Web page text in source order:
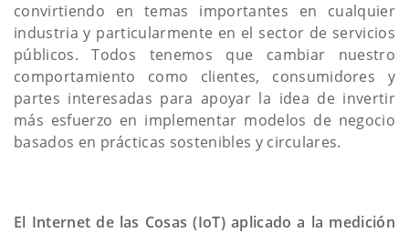
convirtiendo en temas importantes en cualquier
industria y particularmente en el sector de servicios
públicos. Todos tenemos que cambiar nuestro
comportamiento como clientes, consumidores y
partes interesadas para apoyar la idea de invertir
más esfuerzo en implementar modelos de negocio
basados ​​en prácticas sostenibles y circulares.
El Internet de las Cosas (IoT) aplicado a la medición